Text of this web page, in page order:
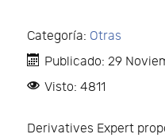
Categoría: Otras
Publicado: 29
Visto: 4811
Derivatives Expert